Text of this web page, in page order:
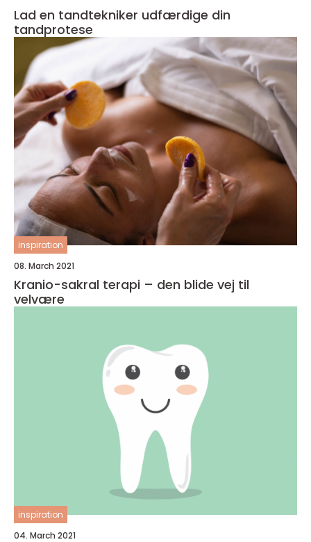
Lad en tandtekniker udfærdige din
tandprotese
inspiration
08. March 2021
Kranio-sakral terapi – den blide vej til
velvære
inspiration
04. March 2021